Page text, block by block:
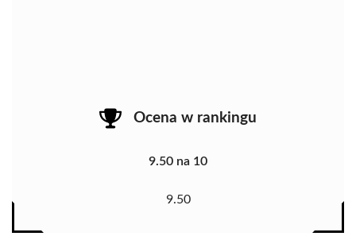
Ocena w rankingu
9.50 na 10
9.50